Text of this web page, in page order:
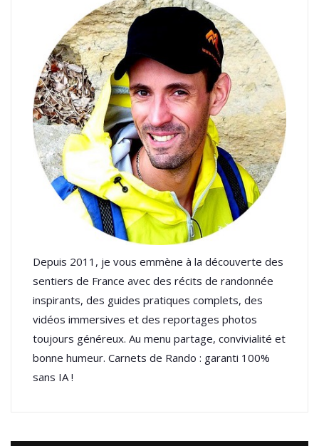
Depuis 2011, je vous emmène à la découverte des
sentiers de France avec des récits de randonnée
inspirants, des guides pratiques complets, des
vidéos immersives et des reportages photos
toujours généreux. Au menu partage, convivialité et
bonne humeur. Carnets de Rando : garanti 100%
sans IA !